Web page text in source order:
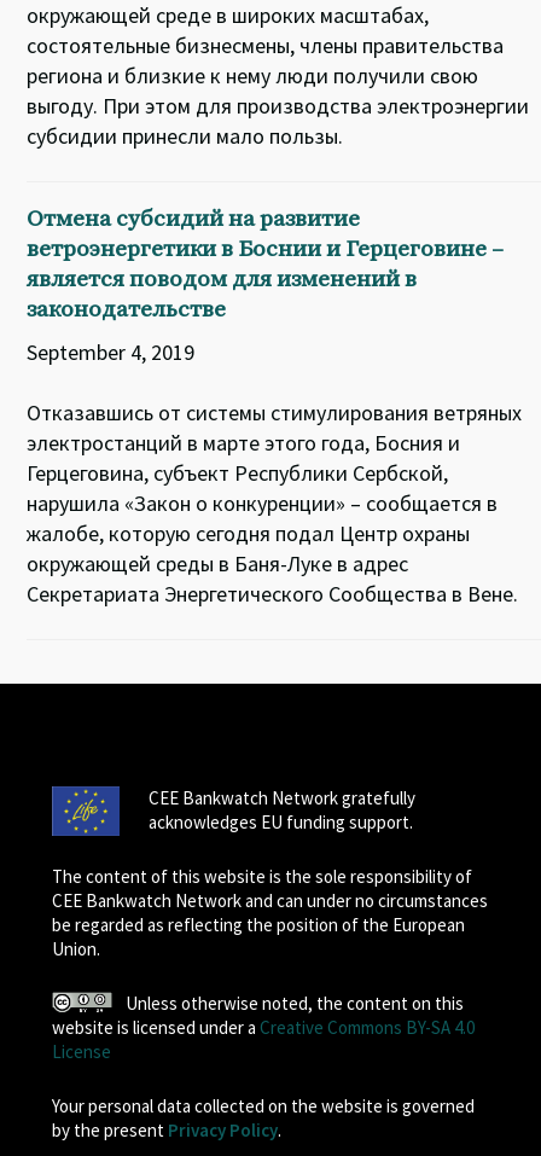
окружающей среде в широких масштабах,
состоятельные бизнесмены, члены правительства
региона и близкие к нему люди получили свою
выгоду. При этом для производства электроэнергии
субсидии принесли мало пользы.
Отмена субсидий на развитие
ветроэнергетики в Боснии и Герцеговине –
является поводом для изменений в
законодательстве
September 4, 2019
Отказавшись от системы стимулирования ветряных
электростанций в марте этого года, Босния и
Герцеговина, субъект Республики Сербской,
нарушила «Закон о конкуренции» – сообщается в
жалобе, которую сегодня подал Центр охраны
окружающей среды в Баня-Луке в адрес
Секретариата Энергетического Сообщества в Вене.
CEE Bankwatch Network gratefully
acknowledges EU funding support.
The content of this website is the sole responsibility of
CEE Bankwatch Network and can under no circumstances
be regarded as reflecting the position of the European
Union.
Unless otherwise noted, the content on this
website is licensed under a Creative Commons BY-SA 4.0
License
Your personal data collected on the website is governed
by the present Privacy Policy.